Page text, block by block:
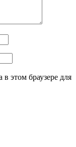
этом браузере для